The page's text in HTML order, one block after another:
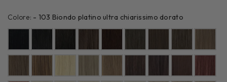
Colore: - 103 Biondo platino ultra chiarissimo dorato